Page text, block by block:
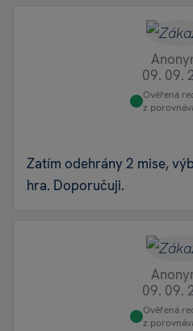
09. 09.
Ověřená
z
Zatím odehrány 2 mise,
hra. Doporučuji.
09. 09.
Ověřená
z